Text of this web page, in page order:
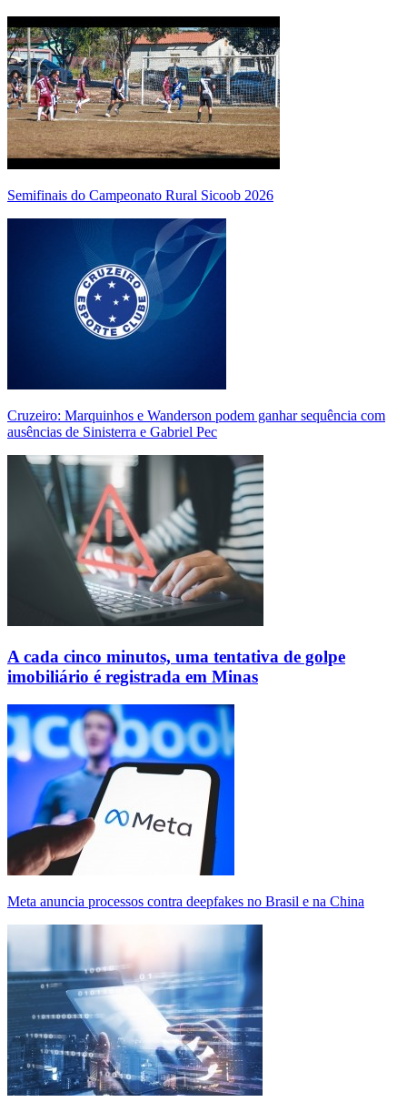
Semifinais do Campeonato Rural Sicoob 2026
Cruzeiro: Marquinhos e Wanderson podem ganhar sequência com
ausências de Sinisterra e Gabriel Pec
A cada cinco minutos, uma tentativa de golpe
imobiliário é registrada em Minas
Meta anuncia processos contra deepfakes no Brasil e na China